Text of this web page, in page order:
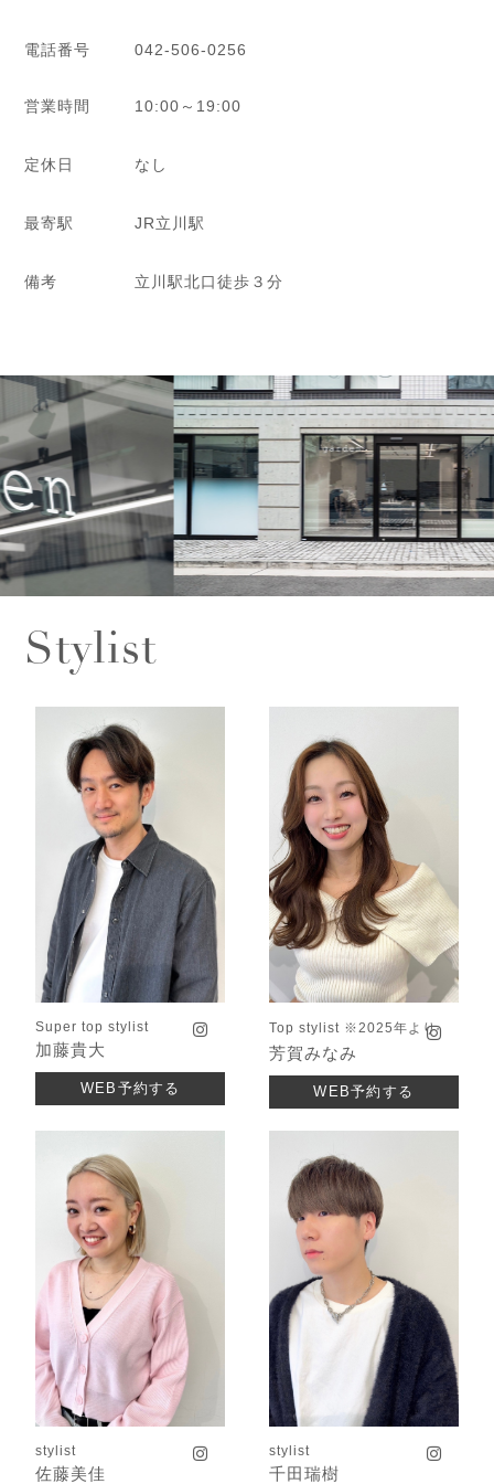
電話番号 042-506-0256
営業時間 10:00～19:00
定休日 なし
最寄駅 JR立川駅
備考 立川駅北口徒歩３分
Stylist
Super top stylist
加藤貴大
WEB予約する
Top stylist ※2025年より
芳賀みなみ
WEB予約する
stylist
佐藤美佳
stylist
千田瑞樹